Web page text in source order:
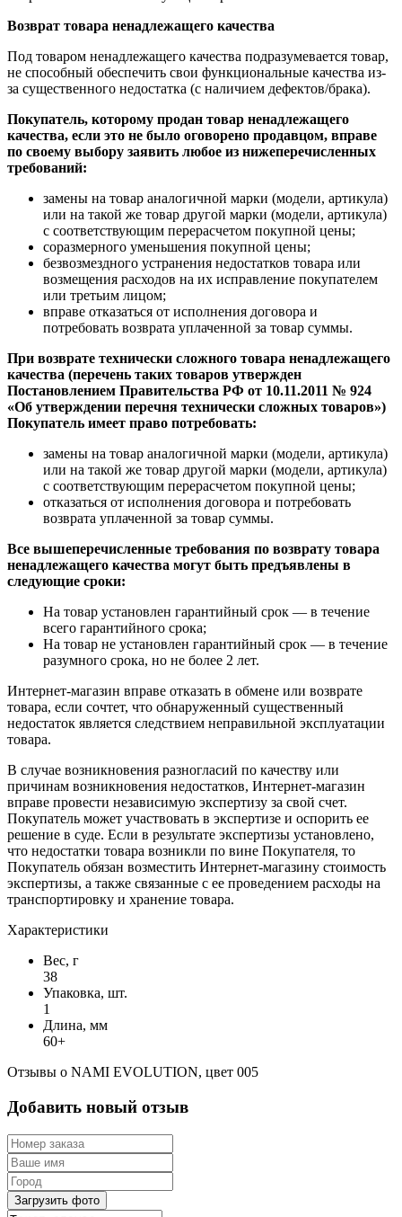
Возврат товара ненадлежащего качества
Под товаром ненадлежащего качества подразумевается товар,
не способный обеспечить свои функциональные качества из-
за существенного недостатка (с наличием дефектов/брака).
Покупатель, которому продан товар ненадлежащего
качества, если это не было оговорено продавцом, вправе
по своему выбору заявить любое из нижеперечисленных
требований:
замены на товар аналогичной марки (модели, артикула)
или на такой же товар другой марки (модели, артикула)
с соответствующим перерасчетом покупной цены;
соразмерного уменьшения покупной цены;
безвозмездного устранения недостатков товара или
возмещения расходов на их исправление покупателем
или третьим лицом;
вправе отказаться от исполнения договора и
потребовать возврата уплаченной за товар суммы.
При возврате технически сложного товара ненадлежащего
качества (перечень таких товаров утвержден
Постановлением Правительства РФ от 10.11.2011 № 924
«Об утверждении перечня технически сложных товаров»)
Покупатель имеет право потребовать:
замены на товар аналогичной марки (модели, артикула)
или на такой же товар другой марки (модели, артикула)
с соответствующим перерасчетом покупной цены;
отказаться от исполнения договора и потребовать
возврата уплаченной за товар суммы.
Все вышеперечисленные требования по возврату товара
ненадлежащего качества могут быть предъявлены в
следующие сроки:
На товар установлен гарантийный срок — в течение
всего гарантийного срока;
На товар не установлен гарантийный срок — в течение
разумного срока, но не более 2 лет.
Интернет-магазин вправе отказать в обмене или возврате
товара, если сочтет, что обнаруженный существенный
недостаток является следствием неправильной эксплуатации
товара.
В случае возникновения разногласий по качеству или
причинам возникновения недостатков, Интернет-магазин
вправе провести независимую экспертизу за свой счет.
Покупатель может участвовать в экспертизе и оспорить ее
решение в суде. Если в результате экспертизы установлено,
что недостатки товара возникли по вине Покупателя, то
Покупатель обязан возместить Интернет-магазину стоимость
экспертизы, а также связанные с ее проведением расходы на
транспортировку и хранение товара.
Характеристики
Вес, г
38
Упаковка, шт.
1
Длина, мм
60+
Отзывы о NAMI EVOLUTION, цвет 005
Добавить новый отзыв
Загрузить фото